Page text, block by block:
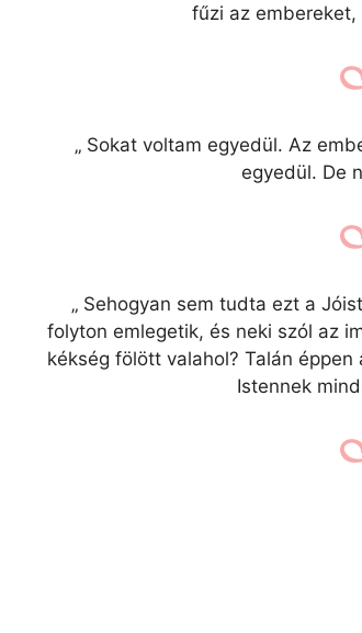
fűzi az embereket,
„ Sokat voltam egyedül. Az
egyedül. De
„ Sehogyan sem tudta ezt a
folyton emlegetik, és neki szól az
kékség fölött valahol? Talán
Istennek